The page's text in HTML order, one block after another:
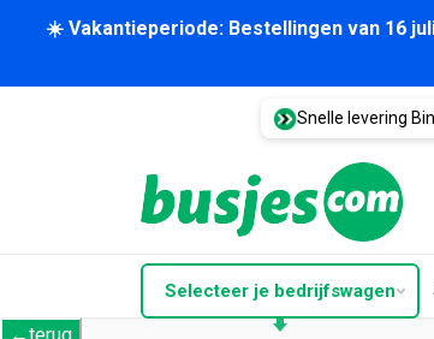
☀️ Vakantieperiode: Bestellingen van 16
Snelle levering
Selecteer je bedrijfswagen